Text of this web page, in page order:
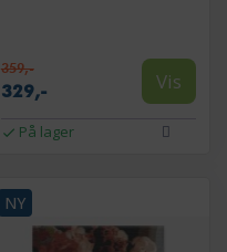
359,-
329,- Vis
På lager
NY